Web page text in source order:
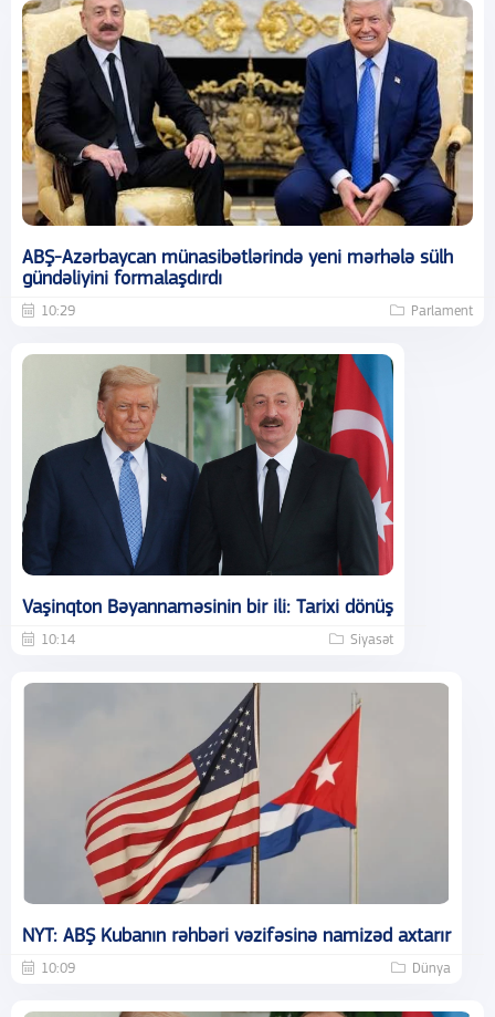
ABŞ-Azərbaycan münasibətlərində yeni mərhələ sülh
gündəliyini formalaşdırdı
10:29 Parlament
Vaşinqton Bəyannaməsinin bir ili: Tarixi dönüş
10:14 Siyasət
NYT: ABŞ Kubanın rəhbəri vəzifəsinə namizəd axtarır
10:09 Dünya